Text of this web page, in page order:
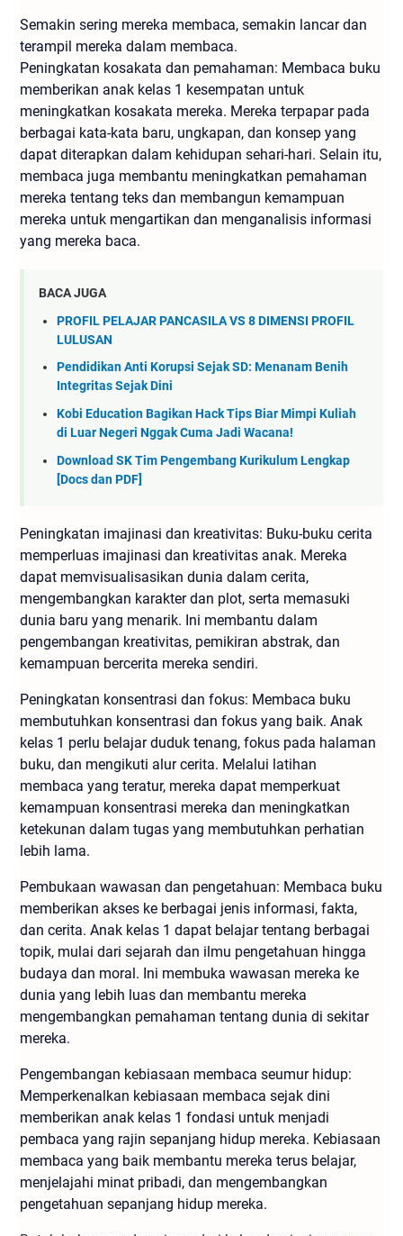
Semakin sering mereka membaca, semakin lancar dan
terampil mereka dalam membaca.
Peningkatan kosakata dan pemahaman: Membaca buku
memberikan anak kelas 1 kesempatan untuk
meningkatkan kosakata mereka. Mereka terpapar pada
berbagai kata-kata baru, ungkapan, dan konsep yang
dapat diterapkan dalam kehidupan sehari-hari. Selain itu,
membaca juga membantu meningkatkan pemahaman
mereka tentang teks dan membangun kemampuan
mereka untuk mengartikan dan menganalisis informasi
yang mereka baca.
BACA JUGA
PROFIL PELAJAR PANCASILA VS 8 DIMENSI PROFIL
LULUSAN
Pendidikan Anti Korupsi Sejak SD: Menanam Benih
Integritas Sejak Dini
Kobi Education Bagikan Hack Tips Biar Mimpi Kuliah
di Luar Negeri Nggak Cuma Jadi Wacana!
Download SK Tim Pengembang Kurikulum Lengkap
[Docs dan PDF]
Peningkatan imajinasi dan kreativitas: Buku-buku cerita
memperluas imajinasi dan kreativitas anak. Mereka
dapat memvisualisasikan dunia dalam cerita,
mengembangkan karakter dan plot, serta memasuki
dunia baru yang menarik. Ini membantu dalam
pengembangan kreativitas, pemikiran abstrak, dan
kemampuan bercerita mereka sendiri.
Peningkatan konsentrasi dan fokus: Membaca buku
membutuhkan konsentrasi dan fokus yang baik. Anak
kelas 1 perlu belajar duduk tenang, fokus pada halaman
buku, dan mengikuti alur cerita. Melalui latihan
membaca yang teratur, mereka dapat memperkuat
kemampuan konsentrasi mereka dan meningkatkan
ketekunan dalam tugas yang membutuhkan perhatian
lebih lama.
Pembukaan wawasan dan pengetahuan: Membaca buku
memberikan akses ke berbagai jenis informasi, fakta,
dan cerita. Anak kelas 1 dapat belajar tentang berbagai
topik, mulai dari sejarah dan ilmu pengetahuan hingga
budaya dan moral. Ini membuka wawasan mereka ke
dunia yang lebih luas dan membantu mereka
mengembangkan pemahaman tentang dunia di sekitar
mereka.
Pengembangan kebiasaan membaca seumur hidup:
Memperkenalkan kebiasaan membaca sejak dini
memberikan anak kelas 1 fondasi untuk menjadi
pembaca yang rajin sepanjang hidup mereka. Kebiasaan
membaca yang baik membantu mereka terus belajar,
menjelajahi minat pribadi, dan mengembangkan
pengetahuan sepanjang hidup mereka.